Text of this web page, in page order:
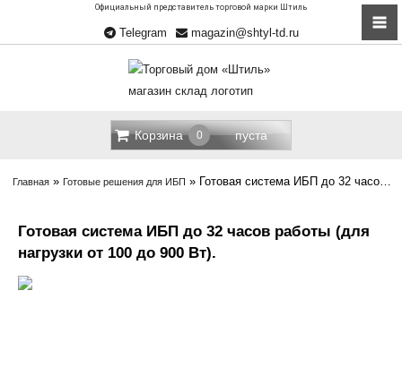
Telegram magazin@shtyl-td.ru
Официальный представитель торговой марки Штиль
Корзина 0 пуста
Главная » Готовые решения для ИБП » Готовая система ИБП до 32 часов работы (для нагрузки от 100 до 900 Вт)
Готовая система ИБП до 32 часов работы (для
нагрузки от 100 до 900 Вт).